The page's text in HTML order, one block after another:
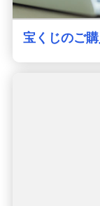
宝くじのご